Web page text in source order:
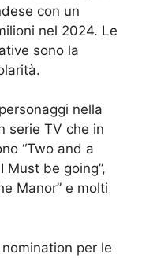
con un
nel 2024. Le
sono la
nella
serie TV che in
“Two and a
Must be going”,
Manor” e molti
per le